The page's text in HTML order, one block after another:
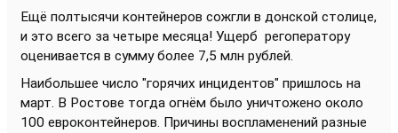
Ещё полтысячи контейнеров сожгли в донской столице,
и это всего за четыре месяца! Ущерб регоператору
оценивается в сумму более 7,5 млн рублей.
Наибольшее число "горячих инцидентов" пришлось на
март. В Ростове тогда огнём было уничтожено около
100 евроконтейнеров. Причины воспламенений разные